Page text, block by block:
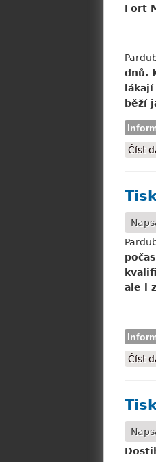
Fort
dnů.
běží
Číst
ale i
Číst